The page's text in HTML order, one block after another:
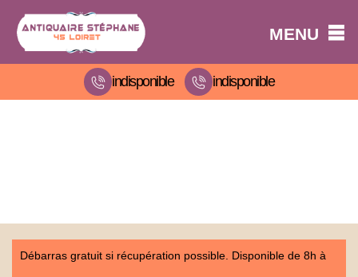
MENU
indisponible indisponible
Débarras gratuit si récupération possible. Disponible de 8h à